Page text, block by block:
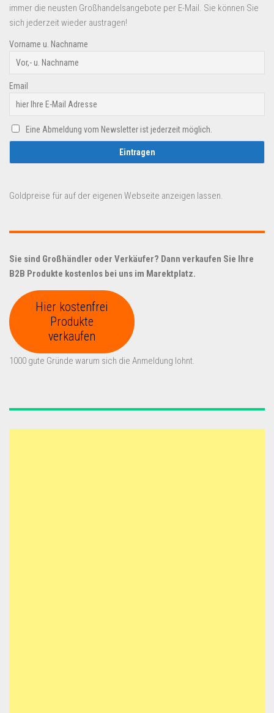
immer die neusten Großhandelsangebote per E-Mail. Sie können Sie
sich jederzeit wieder austragen!
Vorname u. Nachname
Email
Eine Abmeldung vom Newsletter ist jederzeit möglich.
Goldpreise für auf der eigenen Webseite anzeigen lassen.
Sie sind Großhändler oder Verkäufer? Dann verkaufen Sie Ihre
B2B Produkte kostenlos bei uns im Marektplatz.
Hier kostenfrei
Produkte
verkaufen
1000 gute Gründe warum sich die Anmeldung lohnt.